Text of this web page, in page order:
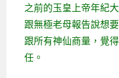
之前的玉皇上帝年紀
跟無極老母報告說想
跟所有神仙商量，覺
任。